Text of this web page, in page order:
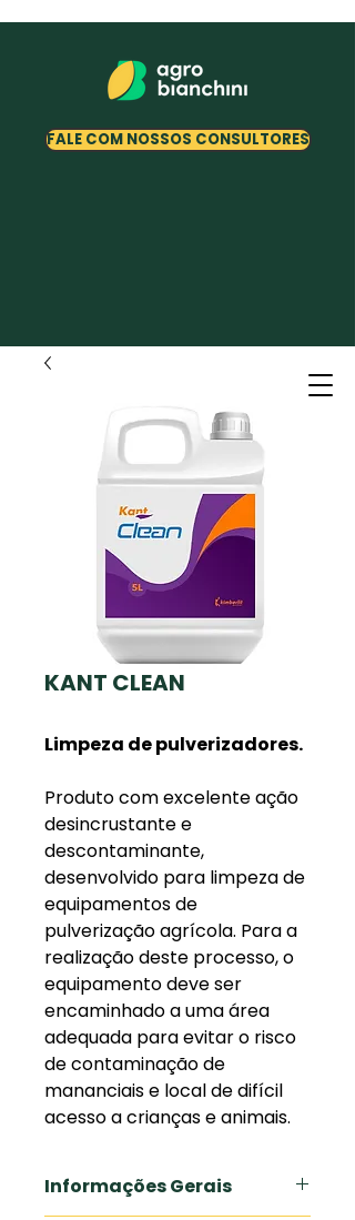
FALE COM NOSSOS CONSULTORES
KANT CLEAN
Limpeza de pulverizadores.
Produto com excelente ação
desincrustante e
descontaminante,
desenvolvido para limpeza de
equipamentos de
pulverização agrícola. Para a
realização deste processo, o
equipamento deve ser
encaminhado a uma área
adequada para evitar o risco
de contaminação de
mananciais e local de difícil
acesso a crianças e animais.
Informações Gerais